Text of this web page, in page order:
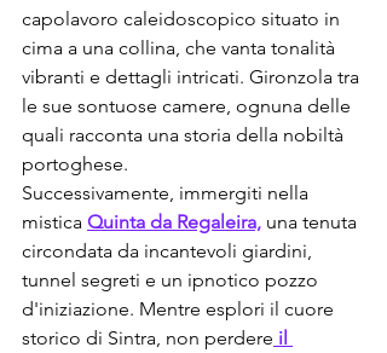
capolavoro caleidoscopico situato in
cima a una collina, che vanta tonalità
vibranti e dettagli intricati. Gironzola tra
le sue sontuose camere, ognuna delle
quali racconta una storia della nobiltà
portoghese.
Successivamente, immergiti nella
mistica Quinta da Regaleira, una tenuta
circondata da incantevoli giardini,
tunnel segreti e un ipnotico pozzo
d'iniziazione. Mentre esplori il cuore
storico di Sintra, non perdere il